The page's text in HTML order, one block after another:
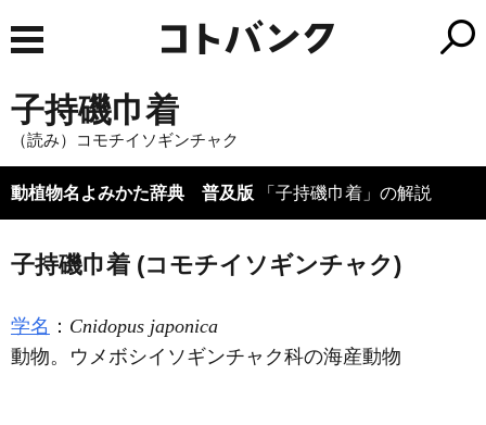
子持磯巾着
（読み）コモチイソギンチャク
動植物名よみかた辞典 普及版 「子持磯巾着」の解説
子持磯巾着 (コモチイソギンチャク)
学名 ： Cnidopus japonica
動物。ウメボシイソギンチャク科の海産動物